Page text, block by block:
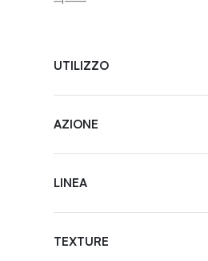
UTILIZZO
AZIONE
LINEA
TEXTURE